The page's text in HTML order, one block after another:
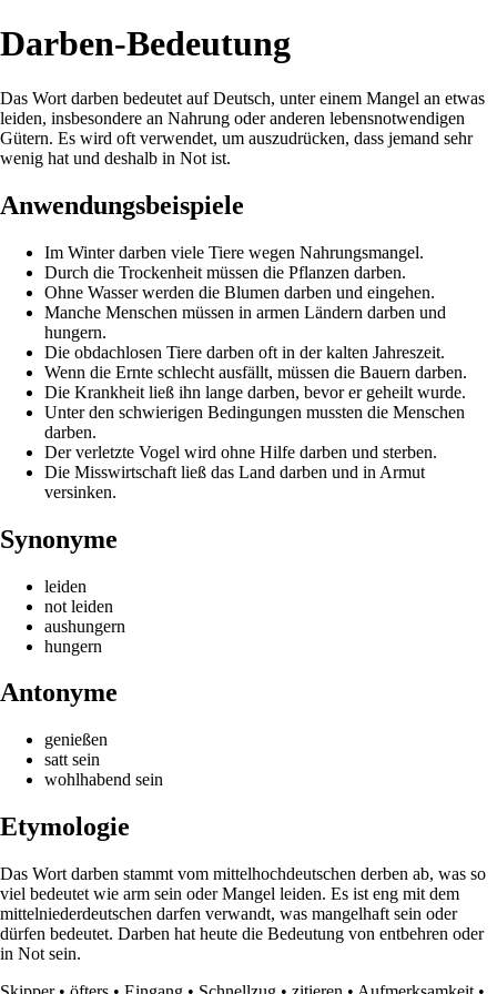
Darben-Bedeutung
Das Wort darben bedeutet auf Deutsch, unter einem Mangel an etwas
leiden, insbesondere an Nahrung oder anderen lebensnotwendigen
Gütern. Es wird oft verwendet, um auszudrücken, dass jemand sehr
wenig hat und deshalb in Not ist.
Anwendungsbeispiele
Im Winter darben viele Tiere wegen Nahrungsmangel.
Durch die Trockenheit müssen die Pflanzen darben.
Ohne Wasser werden die Blumen darben und eingehen.
Manche Menschen müssen in armen Ländern darben und
hungern.
Die obdachlosen Tiere darben oft in der kalten Jahreszeit.
Wenn die Ernte schlecht ausfällt, müssen die Bauern darben.
Die Krankheit ließ ihn lange darben, bevor er geheilt wurde.
Unter den schwierigen Bedingungen mussten die Menschen
darben.
Der verletzte Vogel wird ohne Hilfe darben und sterben.
Die Misswirtschaft ließ das Land darben und in Armut
versinken.
Synonyme
leiden
not leiden
aushungern
hungern
Antonyme
genießen
satt sein
wohlhabend sein
Etymologie
Das Wort darben stammt vom mittelhochdeutschen derben ab, was so
viel bedeutet wie arm sein oder Mangel leiden. Es ist eng mit dem
mittelniederdeutschen darfen verwandt, was mangelhaft sein oder
dürfen bedeutet. Darben hat heute die Bedeutung von entbehren oder
in Not sein.